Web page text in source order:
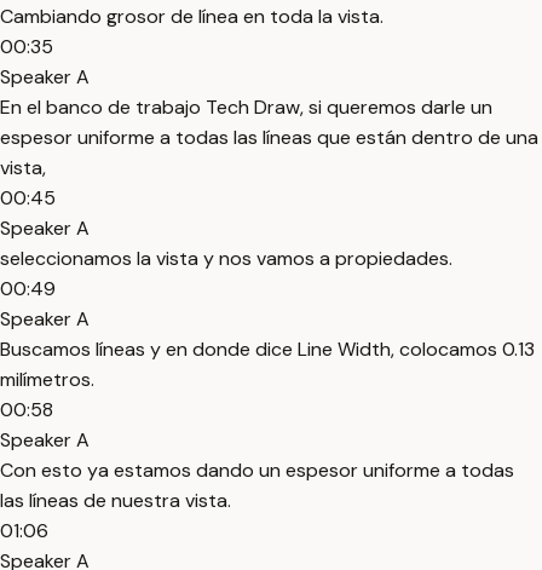
Cambiando grosor de línea en toda la vista.
00:35
Speaker A
En el banco de trabajo Tech Draw, si queremos darle un
espesor uniforme a todas las líneas que están dentro de una
vista,
00:45
Speaker A
seleccionamos la vista y nos vamos a propiedades.
00:49
Speaker A
Buscamos líneas y en donde dice Line Width, colocamos 0.13
milímetros.
00:58
Speaker A
Con esto ya estamos dando un espesor uniforme a todas
las líneas de nuestra vista.
01:06
Speaker A